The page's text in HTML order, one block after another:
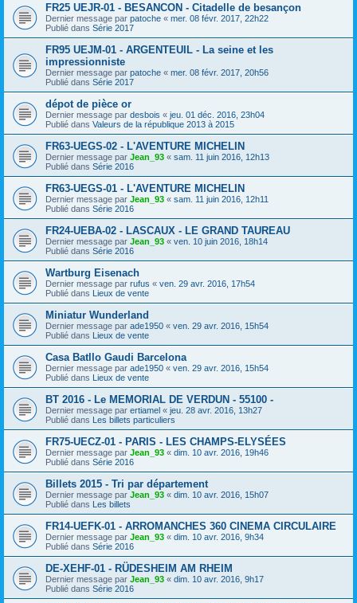
FR25 UEJR-01 - BESANCON - Citadelle de besançon
Dernier message par patoche « mer. 08 févr. 2017, 22h22
Publié dans Série 2017
FR95 UEJM-01 - ARGENTEUIL - La seine et les
impressionniste
Dernier message par patoche « mer. 08 févr. 2017, 20h56
Publié dans Série 2017
dépot de pièce or
Dernier message par desbois « jeu. 01 déc. 2016, 23h04
Publié dans Valeurs de la république 2013 à 2015
FR63-UEGS-02 - L'AVENTURE MICHELIN
Dernier message par Jean_93 « sam. 11 juin 2016, 12h13
Publié dans Série 2016
FR63-UEGS-01 - L'AVENTURE MICHELIN
Dernier message par Jean_93 « sam. 11 juin 2016, 12h11
Publié dans Série 2016
FR24-UEBA-02 - LASCAUX - LE GRAND TAUREAU
Dernier message par Jean_93 « ven. 10 juin 2016, 18h14
Publié dans Série 2016
Wartburg Eisenach
Dernier message par rufus « ven. 29 avr. 2016, 17h54
Publié dans Lieux de vente
Miniatur Wunderland
Dernier message par ade1950 « ven. 29 avr. 2016, 15h54
Publié dans Lieux de vente
Casa Batllo Gaudi Barcelona
Dernier message par ade1950 « ven. 29 avr. 2016, 15h54
Publié dans Lieux de vente
BT 2016 - Le MEMORIAL DE VERDUN - 55100 -
Dernier message par ertiamel « jeu. 28 avr. 2016, 13h27
Publié dans Les billets particuliers
FR75-UECZ-01 - PARIS - LES CHAMPS-ELYSÉES
Dernier message par Jean_93 « dim. 10 avr. 2016, 19h46
Publié dans Série 2016
Billets 2015 - Tri par département
Dernier message par Jean_93 « dim. 10 avr. 2016, 15h07
Publié dans Les billets
FR14-UEFK-01 - ARROMANCHES 360 CINEMA CIRCULAIRE
Dernier message par Jean_93 « dim. 10 avr. 2016, 9h34
Publié dans Série 2016
DE-XEHF-01 - RÜDESHEIM AM RHEIM
Dernier message par Jean_93 « dim. 10 avr. 2016, 9h17
Publié dans Série 2016